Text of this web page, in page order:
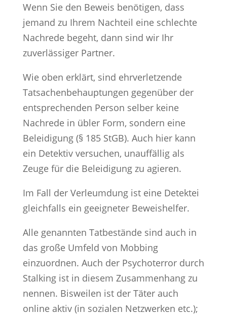
Wenn Sie den Beweis benötigen, dass
jemand zu Ihrem Nachteil eine schlechte
Nachrede begeht, dann sind wir Ihr
zuverlässiger Partner.
Wie oben erklärt, sind ehrverletzende
Tatsachenbehauptungen gegenüber der
entsprechenden Person selber keine
Nachrede in übler Form, sondern eine
Beleidigung (§ 185 StGB). Auch hier kann
ein Detektiv versuchen, unauffällig als
Zeuge für die Beleidigung zu agieren.
Im Fall der Verleumdung ist eine Detektei
gleichfalls ein geeigneter Beweishelfer.
Alle genannten Tatbestände sind auch in
das große Umfeld von Mobbing
einzuordnen. Auch der Psychoterror durch
Stalking ist in diesem Zusammenhang zu
nennen. Bisweilen ist der Täter auch
online aktiv (in sozialen Netzwerken etc.);